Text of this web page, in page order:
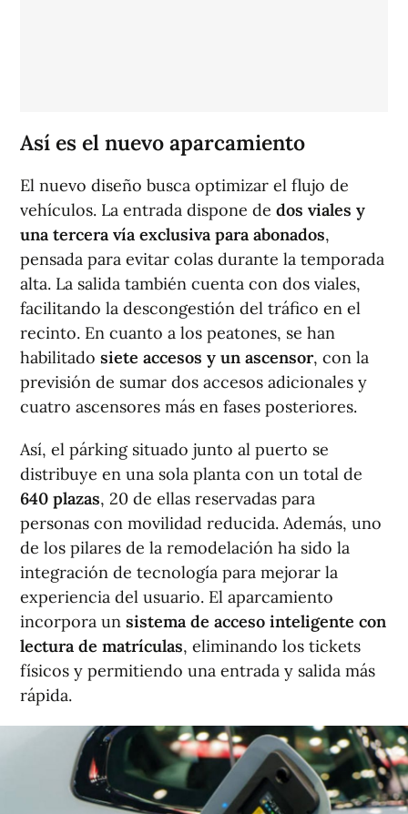
Así es el nuevo aparcamiento
El nuevo diseño busca optimizar el flujo de
vehículos. La entrada dispone de dos viales y
una tercera vía exclusiva para abonados,
pensada para evitar colas durante la temporada
alta. La salida también cuenta con dos viales,
facilitando la descongestión del tráfico en el
recinto. En cuanto a los peatones, se han
habilitado siete accesos y un ascensor, con la
previsión de sumar dos accesos adicionales y
cuatro ascensores más en fases posteriores.
Así, el párking situado junto al puerto se
distribuye en una sola planta con un total de
640 plazas, 20 de ellas reservadas para
personas con movilidad reducida. Además, uno
de los pilares de la remodelación ha sido la
integración de tecnología para mejorar la
experiencia del usuario. El aparcamiento
incorpora un sistema de acceso inteligente con
lectura de matrículas, eliminando los tickets
físicos y permitiendo una entrada y salida más
rápida.